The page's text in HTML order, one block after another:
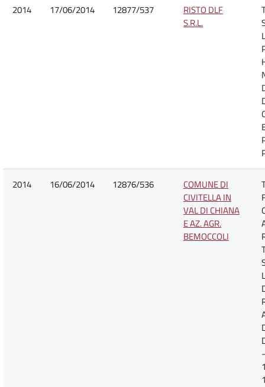
2014 17/06/2014 12877/537
RISTO DLF
S.R.L.
2014 16/06/2014 12876/536
COMUNE DI
CIVITELLA IN
VAL DI CHIANA
E AZ. AGR.
BEMOCCOLI